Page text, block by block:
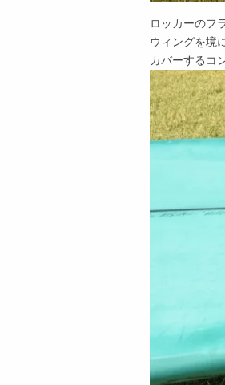
ロッカーのフ
ウィングを境
カバーするコ